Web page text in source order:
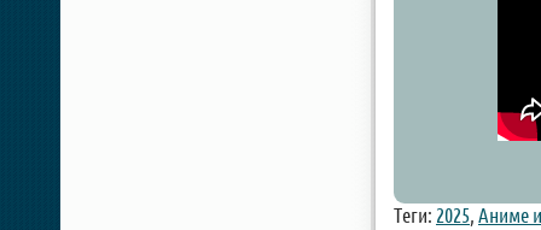
Теги: 2025, Аниме